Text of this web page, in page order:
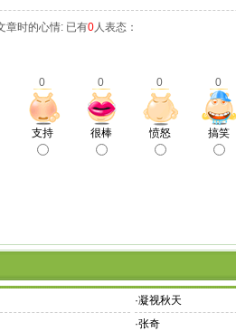
章时的心情: 已有0人表态：
0 0 0 0
支持 很棒 愤怒 搞笑
·凝视秋天
·张奇